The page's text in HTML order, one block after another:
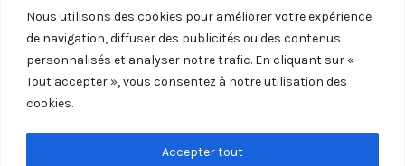
Nous utilisons des cookies pour améliorer votre expérience
de navigation, diffuser des publicités ou des contenus
personnalisés et analyser notre trafic. En cliquant sur «
Tout accepter », vous consentez à notre utilisation des
cookies.
Accepter tout
cette demande.
Envoyer le message